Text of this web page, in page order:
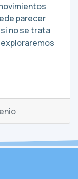
parecer
no se trata